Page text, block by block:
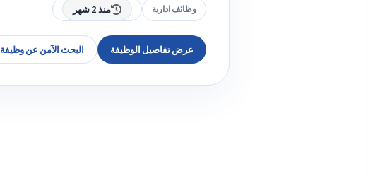
وظائف ادارية منذ 2 شهر
عرض تفاصيل الوظيفة البحث الآمن عن وظيفة